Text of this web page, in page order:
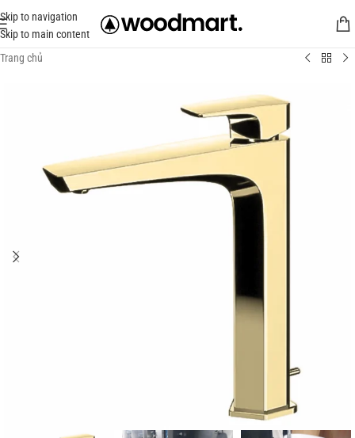
Skip to navigation
Skip to main content
Trang chủ